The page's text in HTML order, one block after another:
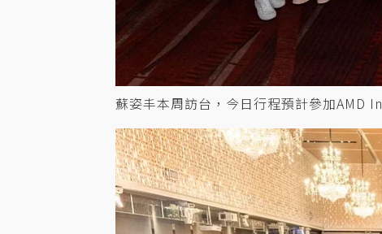
蘇姿丰本周訪台，今日行程預計參加AMD